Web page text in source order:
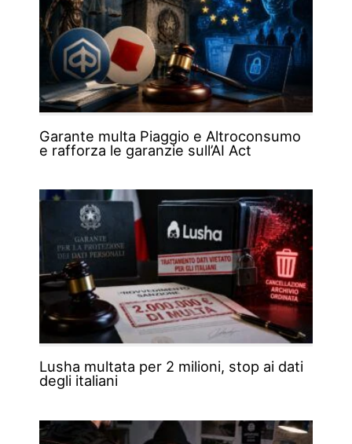
Garante multa Piaggio e Altroconsumo
e rafforza le garanzie sull’AI Act
Lusha multata per 2 milioni, stop ai dati
degli italiani